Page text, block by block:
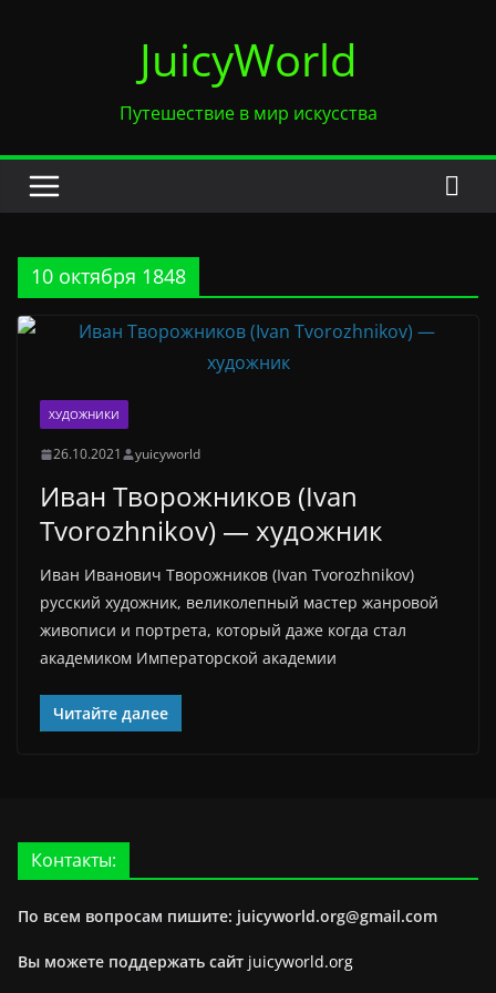
JuicyWorld
Путешествие в мир искусства
10 октября 1848
ХУДОЖНИКИ
26.10.2021 yuicyworld
Иван Творожников (Ivan
Tvorozhnikov) — художник
Иван Иванович Творожников (Ivan Tvorozhnikov)
русский художник, великолепный мастер жанровой
живописи и портрета, который даже когда стал
академиком Императорской академии
Читайте далее
Контакты:
По всем вопросам пишите: juicyworld.org@gmail.com
Вы можете поддержать сайт juicyworld.org